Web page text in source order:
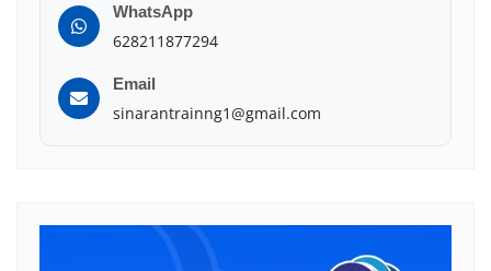
WhatsApp
628211877294
Email
sinarantrainng1@gmail.com